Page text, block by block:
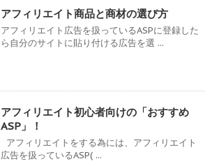
アフィリエイト商品と商材の選び方
アフィリエイト広告を扱っているASPに登録した
ら自分のサイトに貼り付ける広告を選 ...
アフィリエイト初心者向けの「おすすめ
ASP」！
アフィリエイトをする為には、アフィリエイト
広告を扱っているASP( ...